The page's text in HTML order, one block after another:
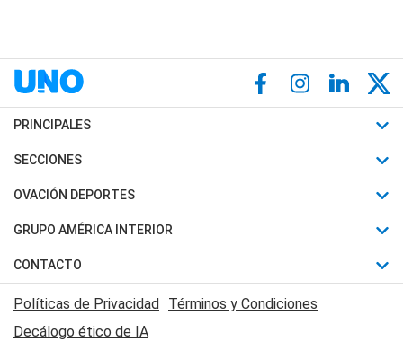
PRINCIPALES
Últimas Noticias
Política
Judiciales
Economia
SECCIONES
Horóscopo
Motores
Trucos caseros
Series y Películas
Edictos y Solicitadas
OVACIÓN DEPORTES
Fútbol
Mundial
Automovilismo
Rugby
GRUPO AMÉRICA INTERIOR
Canal 7 en Vivo
CONTACTO
Acerca de Nosotros
Contactanos
Políticas de Privacidad Términos y Condiciones
Decálogo ético de IA